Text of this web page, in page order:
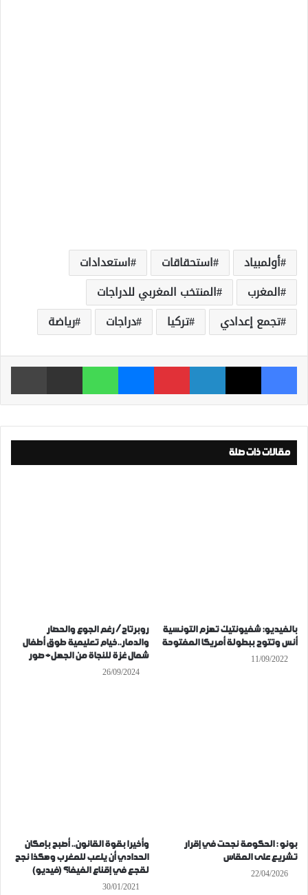
أولمبياد استحقاقات
استعدادات
المغرب
المنتخب المغربي للدراجات
تجمع إعدادي
تركيا دراجات رياضة
فيسبوك ‫X لينكدإن بينتيريست ماسنجر واتساب مشاركة عبر البريد
مقالات ذات صلة
بالفيديو: شفيونتيك تهزم التونسية
أنس وتتوج ببطولة أمريكا المفتوحة
11/09/2022
روبرتاج/ رغم الجوع والحصار
والدمار..خيام تعليمية طوق أطفال
شمال غزة للنجاة من الجهل+ صور
26/09/2024
بونو : الحكومة نجحت في إقرار
تشريع على المقاس
22/04/2026
وأخيرا بقوة القانون.. أصبح بإمكان
الحدادي أن يلعب للمغرب وهكذا نجح
لقجع في إقناع الفيفا؟ (فيديو)
30/01/2021